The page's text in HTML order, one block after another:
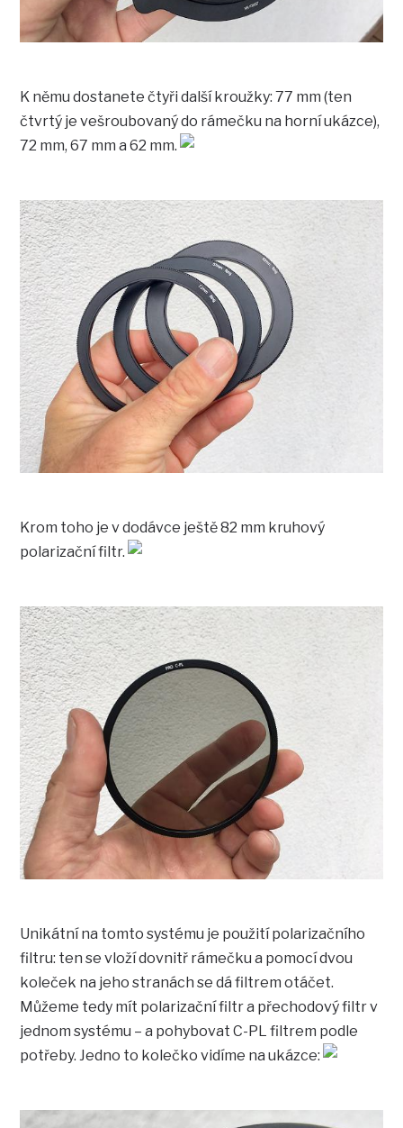
K němu dostanete čtyři další kroužky: 77 mm (ten
čtvrtý je vešroubovaný do rámečku na horní ukázce),
72 mm, 67 mm a 62 mm.
Krom toho je v dodávce ještě 82 mm kruhový
polarizační filtr.
Unikátní na tomto systému je použití polarizačního
filtru: ten se vloží dovnitř rámečku a pomocí dvou
koleček na jeho stranách se dá filtrem otáčet.
Můžeme tedy mít polarizační filtr a přechodový filtr v
jednom systému – a pohybovat C-PL filtrem podle
potřeby. Jedno to kolečko vidíme na ukázce: